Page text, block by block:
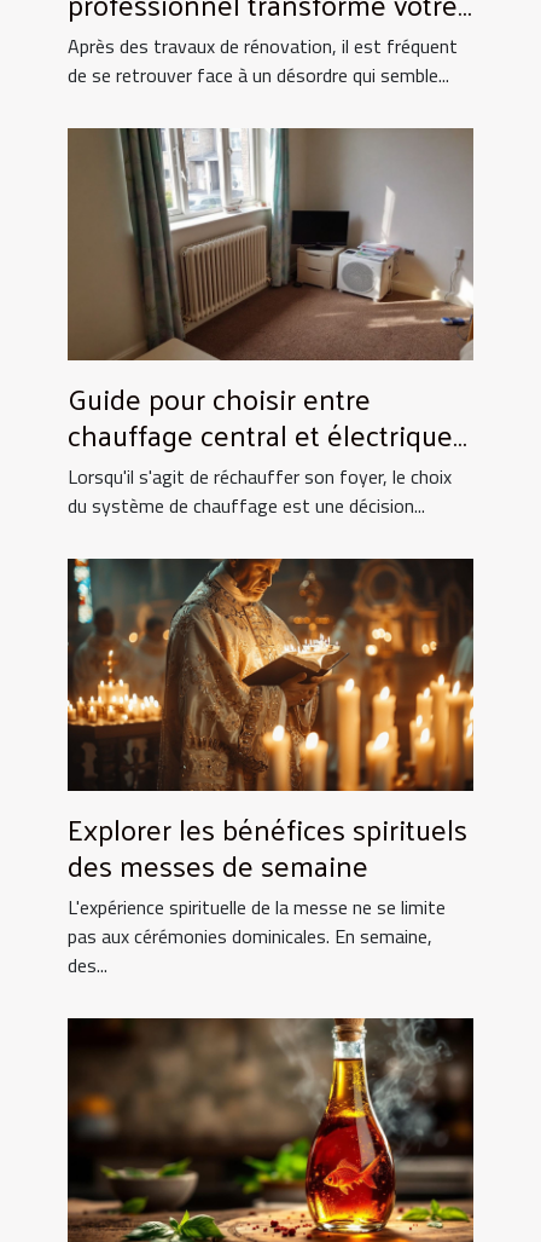
espace après rénovation ?
Après des travaux de rénovation, il est fréquent
de se retrouver face à un désordre qui semble...
Guide pour choisir entre
chauffage central et électrique
pour la maison
Lorsqu'il s'agit de réchauffer son foyer, le choix
du système de chauffage est une décision...
Explorer les bénéfices spirituels
des messes de semaine
L'expérience spirituelle de la messe ne se limite
pas aux cérémonies dominicales. En semaine,
des...